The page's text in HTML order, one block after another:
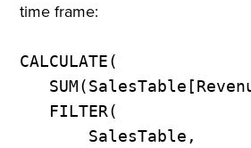
time frame:
CALCULATE(
FILTER(
SalesTable,